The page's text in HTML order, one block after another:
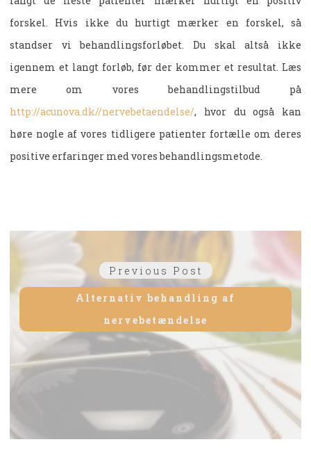
forskel. Hvis ikke du hurtigt mærker en forskel, så
standser vi behandlingsforløbet. Du skal altså ikke
igennem et langt forløb, før der kommer et resultat. Læs
mere om vores behandlingstilbud på
http://acunova.dk//nervebetaendelse/, hvor du også kan
høre nogle af vores tidligere patienter fortælle om deres
positive erfaringer med vores behandlingsmetode.
Indlægsnavigation
Previous Post
Previous
post:
Alternativ behandling af
nervebetændelse